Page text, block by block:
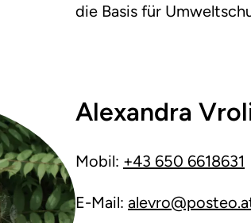
die Basis für
Alexandra
Mobil: +43 650 6618631
E-Mail: